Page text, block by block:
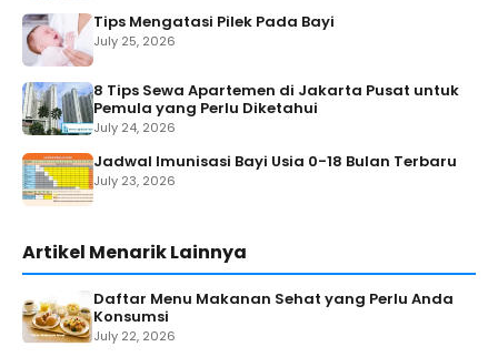
Tips Mengatasi Pilek Pada Bayi
July 25, 2026
8 Tips Sewa Apartemen di Jakarta Pusat untuk
Pemula yang Perlu Diketahui
July 24, 2026
Jadwal Imunisasi Bayi Usia 0-18 Bulan Terbaru
July 23, 2026
Artikel Menarik Lainnya
Daftar Menu Makanan Sehat yang Perlu Anda
Konsumsi
July 22, 2026